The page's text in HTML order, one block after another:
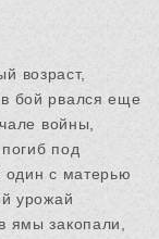
возраст,
бой рвался еще
войны,
под
один с матерью
урожай
ямы закопали,